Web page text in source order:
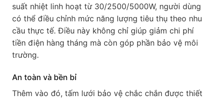
suất nhiệt linh hoạt từ 30/2500/5000W, người dùng
có thể điều chỉnh mức năng lượng tiêu thụ theo nhu
cầu thực tế. Điều này không chỉ giúp giảm chi phí
tiền điện hàng tháng mà còn góp phần bảo vệ môi
trường.
An toàn và bền bỉ
Thêm vào đó, tấm lưới bảo vệ chắc chắn được thiết